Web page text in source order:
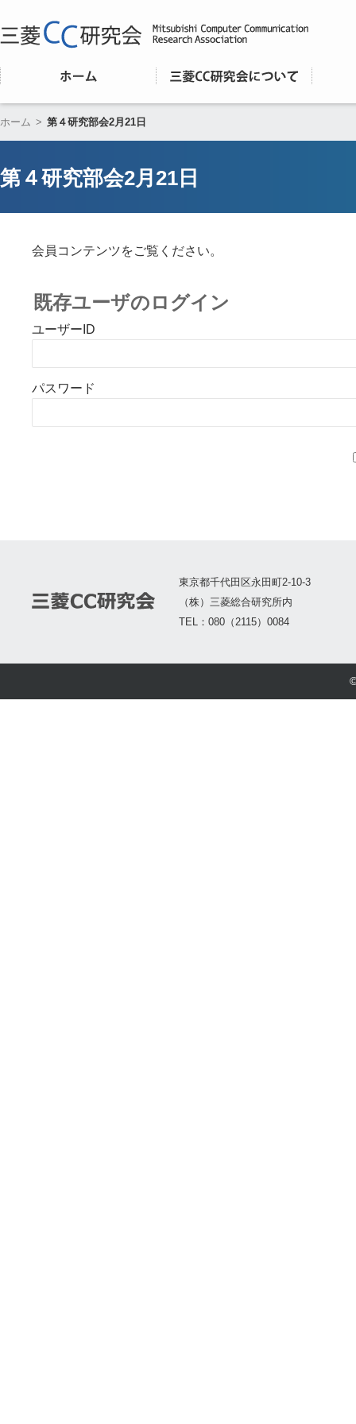
ホーム > 第４研究部会2月21日
第４研究部会2月21日
会員コンテンツをご覧ください。
既存ユーザのログイン
ユーザーID
パスワード
東京都千代田区永田町2-10-3
（株）三菱総合研究所内
TEL：080（2115）0084